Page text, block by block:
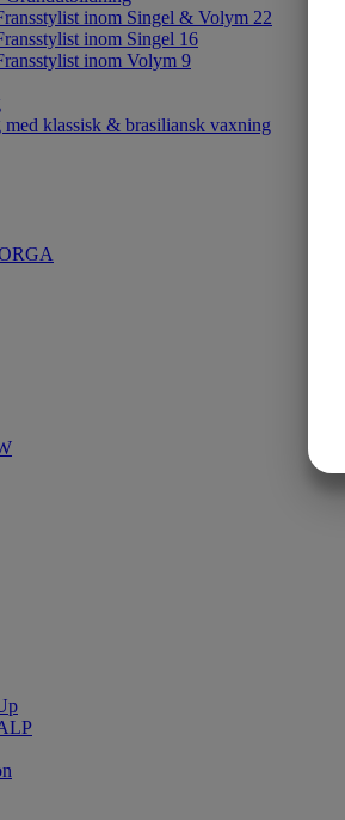
inom Singel & Volym 22
inom Singel 16
inom Volym 9
klassisk & brasiliansk vaxning